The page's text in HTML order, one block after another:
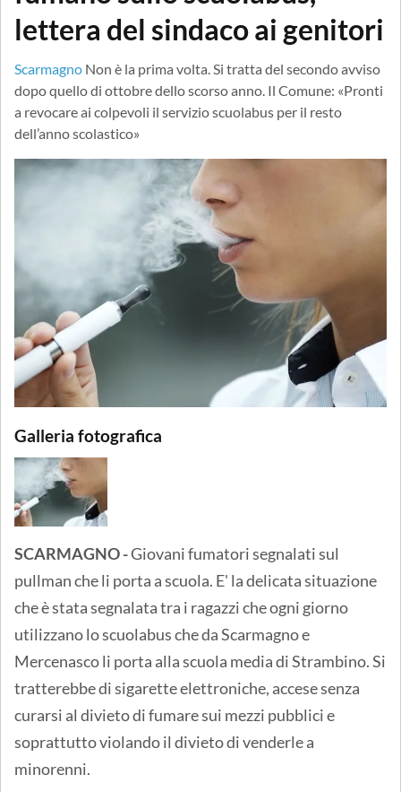
lettera del sindaco ai genitori
Scarmagno Non è la prima volta. Si tratta del secondo avviso
dopo quello di ottobre dello scorso anno. Il Comune: «Pronti
a revocare ai colpevoli il servizio scuolabus per il resto
dell’anno scolastico»
Galleria fotografica
SCARMAGNO -Giovani fumatori segnalati sul
pullman che li porta a scuola. E' la delicata situazione
che è stata segnalata tra i ragazzi che ogni giorno
utilizzano lo scuolabus che da Scarmagno e
Mercenasco li porta alla scuola media di Strambino. Si
tratterebbe di sigarette elettroniche, accese senza
curarsi al divieto di fumare sui mezzi pubblici e
soprattutto violando il divieto di venderle a
minorenni.